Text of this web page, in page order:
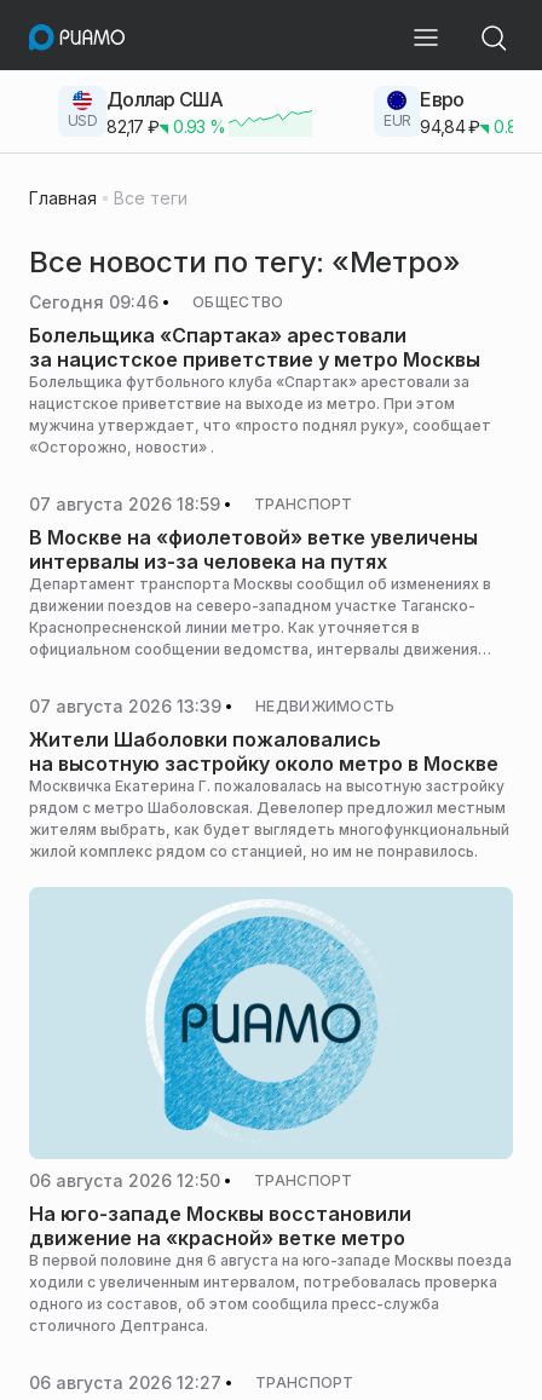
USD
Доллар США
82,17 ₽ 0.93 % EUR
Евро
94,84₽ 0.83
Главная Все теги
Все новости по тегу: «Метро»
Сегодня 09:46 ОБЩЕСТВО
Болельщика «Спартака» арестовали
за нацистское приветствие у метро Москвы
Болельщика футбольного клуба «Спартак» арестовали за
нацистское приветствие на выходе из метро. При этом
мужчина утверждает, что «просто поднял руку», сообщает
«Осторожно, новости» .
07 августа 2026 18:59 ТРАНСПОРТ
В Москве на «фиолетовой» ветке увеличены
интервалы из-за человека на путях
Департамент транспорта Москвы сообщил об изменениях в
движении поездов на северо-западном участке Таганско-
Краснопресненской линии метро. Как уточняется в
официальном сообщении ведомства, интервалы движения
07 августа 2026 13:39 НЕДВИЖИМОСТЬ
Жители Шаболовки пожаловались
на высотную застройку около метро в Москве
Москвичка Екатерина Г. пожаловалась на высотную застройку
рядом с метро Шаболовская. Девелопер предложил местным
жителям выбрать, как будет выглядеть многофункциональный
жилой комплекс рядом со станцией, но им не понравилось.
06 августа 2026 12:50 ТРАНСПОРТ
На юго-западе Москвы восстановили
движение на «красной» ветке метро
В первой половине дня 6 августа на юго-западе Москвы поезда
ходили с увеличенным интервалом, потребовалась проверка
одного из составов, об этом сообщила пресс-служба
столичного Дептранса.
06 августа 2026 12:27 ТРАНСПОРТ